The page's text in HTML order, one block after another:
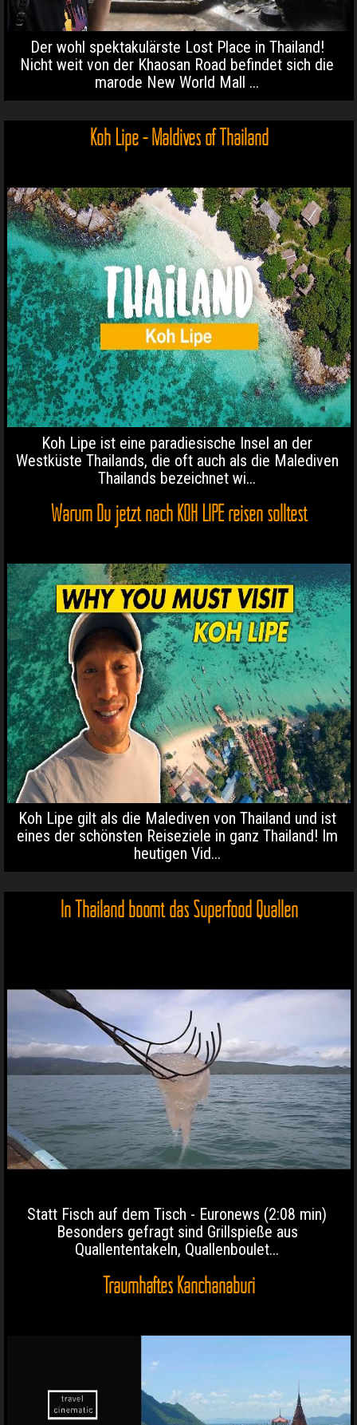
Der wohl spektakulärste Lost Place in Thailand!
Nicht weit von der Khaosan Road befindet sich die
marode New World Mall ...
Koh Lipe - Maldives of Thailand
Koh Lipe ist eine paradiesische Insel an der
Westküste Thailands, die oft auch als die Malediven
Thailands bezeichnet wi...
Warum Du jetzt nach KOH LIPE reisen solltest
Koh Lipe gilt als die Malediven von Thailand und ist
eines der schönsten Reiseziele in ganz Thailand! Im
heutigen Vid...
In Thailand boomt das Superfood Quallen
Statt Fisch auf dem Tisch - Euronews (2:08 min)
Besonders gefragt sind Grillspieße aus
Quallententakeln, Quallenboulet...
Traumhaftes Kanchanaburi